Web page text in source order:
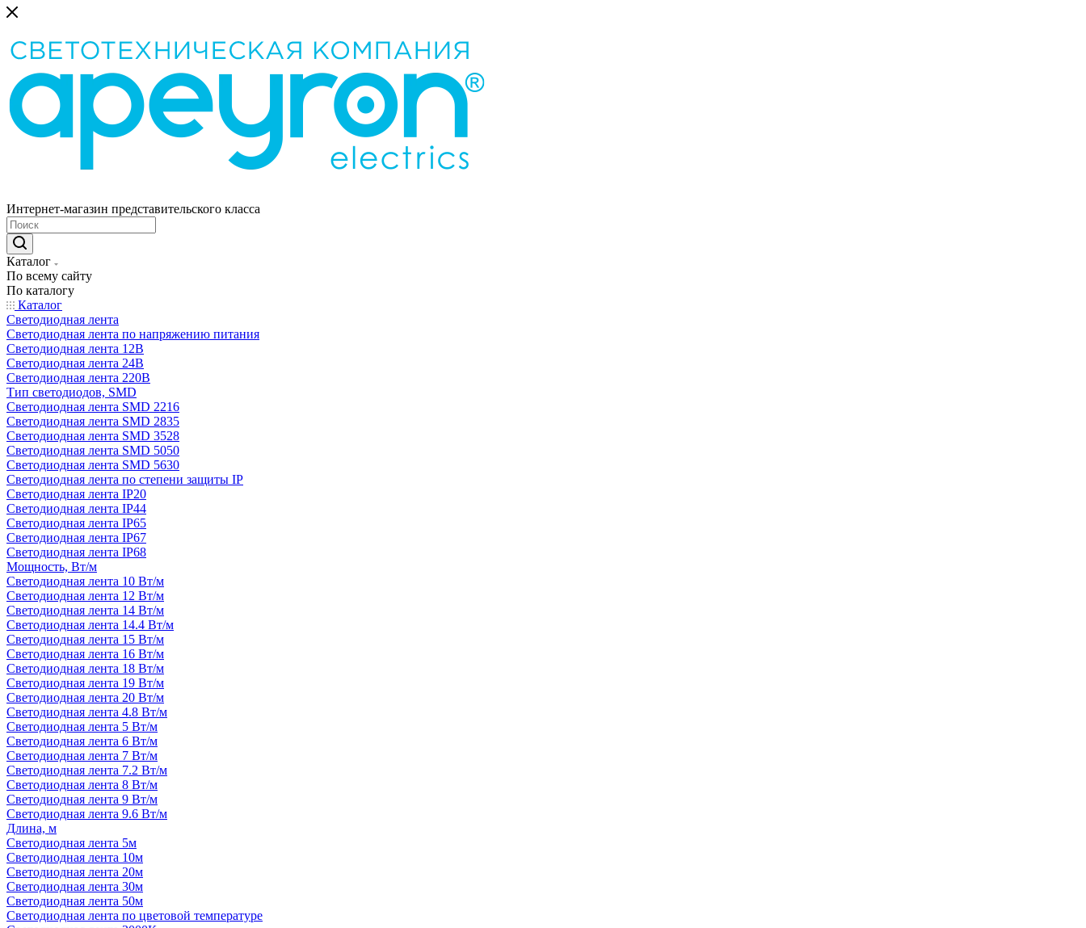
Интернет-магазин представительского класса
Каталог
По всему сайту
По каталогу
Каталог
Светодиодная лента
Светодиодная лента по напряжению питания
Светодиодная лента 12В
Светодиодная лента 24В
Светодиодная лента 220В
Тип светодиодов, SMD
Cветодиодная лента SMD 2216
Светодиодная лента SMD 2835
Светодиодная лента SMD 3528
Светодиодная лента SMD 5050
Светодиодная лента SMD 5630
Светодиодная лента по степени защиты IP
Светодиодная лента IP20
Светодиодная лента IP44
Светодиодная лента IP65
Светодиодная лента IP67
Светодиодная лента IP68
Мощность, Вт/м
Светодиодная лента 10 Вт/м
Светодиодная лента 12 Вт/м
Светодиодная лента 14 Вт/м
Светодиодная лента 14.4 Вт/м
Светодиодная лента 15 Вт/м
Светодиодная лента 16 Вт/м
Светодиодная лента 18 Вт/м
Светодиодная лента 19 Вт/м
Светодиодная лента 20 Вт/м
Светодиодная лента 4.8 Вт/м
Светодиодная лента 5 Вт/м
Светодиодная лента 6 Вт/м
Светодиодная лента 7 Вт/м
Светодиодная лента 7.2 Вт/м
Светодиодная лента 8 Вт/м
Светодиодная лента 9 Вт/м
Светодиодная лента 9.6 Вт/м
Длина, м
Светодиодная лента 5м
Светодиодная лента 10м
Светодиодная лента 20м
Светодиодная лента 30м
Светодиодная лента 50м
Светодиодная лента по цветовой температуре